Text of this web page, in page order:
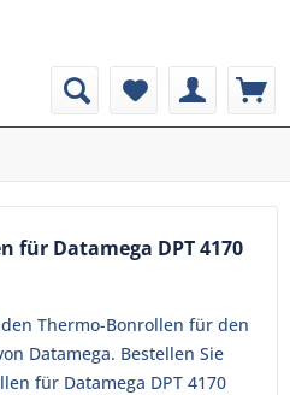
für Datamega DPT 4170
Thermo-Bonrollen für den
Datamega. Bestellen Sie
für Datamega DPT 4170